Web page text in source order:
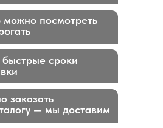
заказать
— мы доставим
сроки
можно посмотреть